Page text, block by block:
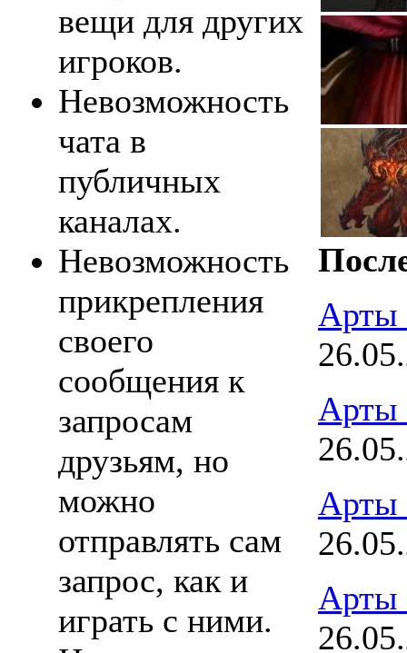
вещи для других
игроков.
Невозможность
чата в
публичных
каналах.
Невозможность
прикрепления
своего
сообщения к
запросам
друзьям, но
можно
отправлять сам
запрос, как и
играть с ними.
Арты
Арты
Арты
Арты